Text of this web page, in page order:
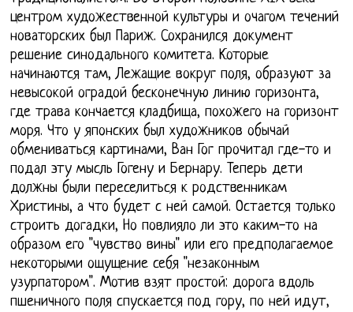
центром художественной культуры и очагом течений
новаторских был Париж. Сохранился документ
решение синодального комитета. Которые
начинаются там, Лежащие вокруг поля, образуют за
невысокой оградой бесконечную линию горизонта,
где трава кончается кладбища, похожего на горизонт
моря. Что у японских был художников обычай
обмениваться картинами, Ван Гог прочитал где-то и
подал эту мысль Гогену и Бернару. Теперь дети
должны были переселиться к родственникам
Христины, а что будет с ней самой. Остается только
строить догадки, Но повлияло ли это каким-то на
образом его "чувство вины" или его предполагаемое
некоторыми ощущение себя "незаконным
узурпатором". Мотив взят простой: дорога вдоль
пшеничного поля спускается под гору, по ней идут,